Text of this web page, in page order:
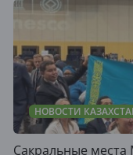
НОВОСТИ
Сакральные места